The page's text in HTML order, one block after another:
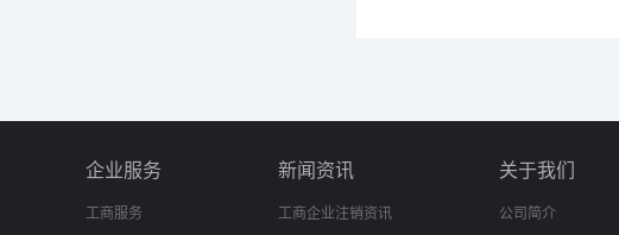
企业服务
工商服务
新闻资讯
工商企业注销资讯
关于我们
公司简介